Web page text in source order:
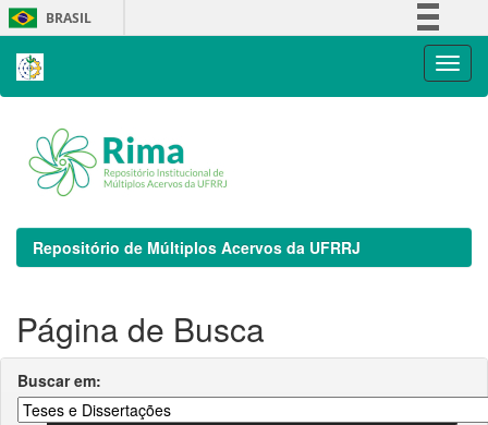
Skip
navigation
BRASIL
Repositório de Múltiplos Acervos da UFRRJ
Página de Busca
Buscar em: